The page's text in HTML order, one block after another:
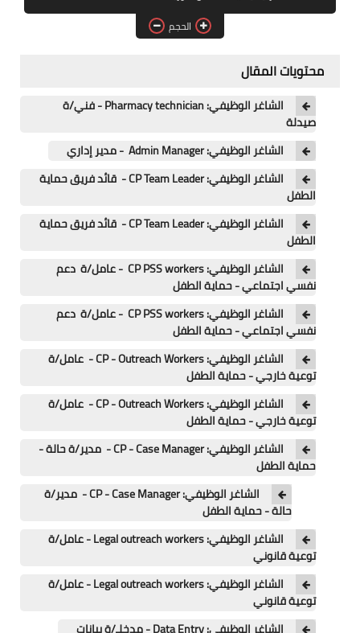
فرص عمل في اليمن الحجم
محتويات المقال
الشاغر الوظيفي: Pharmacy technician - فني/ة
صيدلة
الشاغر الوظيفي: Admin Manager - مدير إداري
الشاغر الوظيفي: CP Team Leader - قائد فريق حماية
الطفل
الشاغر الوظيفي: CP Team Leader - قائد فريق حماية
الطفل
الشاغر الوظيفي: CP PSS workers - عامل/ة دعم
نفسي اجتماعي - حماية الطفل
الشاغر الوظيفي: CP PSS workers - عامل/ة دعم
نفسي اجتماعي - حماية الطفل
الشاغر الوظيفي: CP - Outreach Workers - عامل/ة
توعية خارجي - حماية الطفل
الشاغر الوظيفي: CP - Outreach Workers - عامل/ة
توعية خارجي - حماية الطفل
الشاغر الوظيفي: CP - Case Manager - مدير/ة حالة -
حماية الطفل
الشاغر الوظيفي: CP - Case Manager - مدير/ة
حالة - حماية الطفل
الشاغر الوظيفي: Legal outreach workers - عامل/ة
توعية قانوني
الشاغر الوظيفي: Legal outreach workers - عامل/ة
توعية قانوني
الشاغر الوظيفي: Data Entry - مدخلـ/ة بيانات